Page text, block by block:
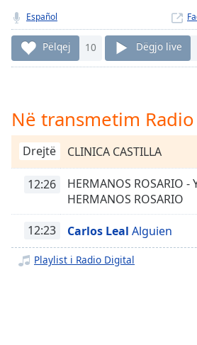
Playback
Rate
Descriptions
descriptions
off,
selected
Subtitles
subtitles
settings,
opens
Español
Pëlqej 10 Dëgjo live
Në transmetim
Drejtë CLINICA CASTILLA
12:26
HERMANOS ROSARIO -
HERMANOS ROSARIO
12:23 Carlos Leal Alguien
Playlist i Radio Digital